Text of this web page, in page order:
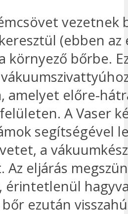
vezetnek
(ebben az
környező bőrbe.
amelyet előre-
A Vaser
segítségével
a
Az eljárás
érintetlenül
ezután